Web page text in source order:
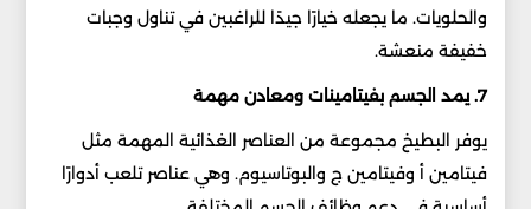
والحلويات. ما يجعله خيارًا جيدًا للراغبين في تناول وجبات
خفيفة منعشة.
7. يمد الجسم بفيتامينات ومعادن مهمة
يوفر البطيخ مجموعة من العناصر الغذائية المهمة مثل
فيتامين أ وفيتامين ج والبوتاسيوم. وهي عناصر تلعب أدوارًا